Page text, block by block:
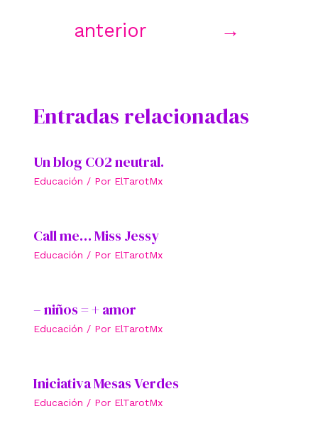
anterior
→
Entradas relacionadas
Un blog CO2 neutral.
Educación / Por ElTarotMx
Call me… Miss Jessy
Educación / Por ElTarotMx
– niños = + amor
Educación / Por ElTarotMx
Iniciativa Mesas Verdes
Educación / Por ElTarotMx